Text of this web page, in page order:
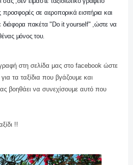
σε αεροπορικά εισιτήρια και
διάφορα πακέτα "Do it yourself" ,ώστε να
μόνος του.
στη σελίδα μας στο facebook ώστε
τα ταξίδια που βγάζουμε και
βοηθάει να συνεχίσουμε αυτό που
!!